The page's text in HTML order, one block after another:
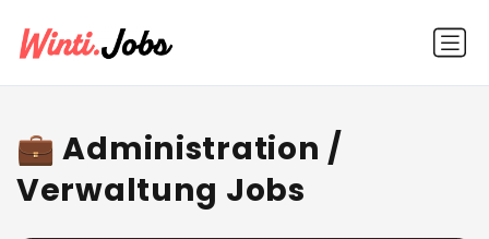
💼 Administration /
Verwaltung Jobs